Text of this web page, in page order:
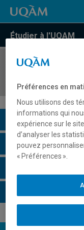
Étudier à l'UQAM
COURS//
Description du
Horaire - Été 2026
Préférences en
Nous utilisons des
informations qui
expérience sur le
d’analyser les
pouvez
« Préférences ».